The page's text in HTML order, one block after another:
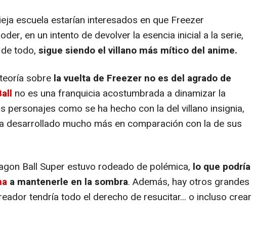
escuela estarían interesados en que Freezer
en un intento de devolver la esencia inicial a la serie,
todo, sigue siendo el villano más mítico del anime.
sobre la vuelta de Freezer no es del agrado de
no es una franquicia acostumbrada a dinamizar la
personajes como se ha hecho con la del villano insignia,
desarrollado mucho más en comparación con la de sus
Ball Super estuvo rodeado de polémica, lo que podría
a mantenerle en la sombra. Además, hay otros grandes
tendría todo el derecho de resucitar... o incluso crear